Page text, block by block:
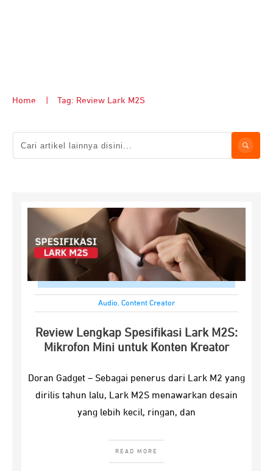
Home Tag: Review Lark M2S
Audio, Content Creator
Review Lengkap Spesifikasi Lark M2S:
Mikrofon Mini untuk Konten Kreator
Doran Gadget – Sebagai penerus dari Lark M2 yang
dirilis tahun lalu, Lark M2S menawarkan desain
yang lebih kecil, ringan, dan
READ MORE